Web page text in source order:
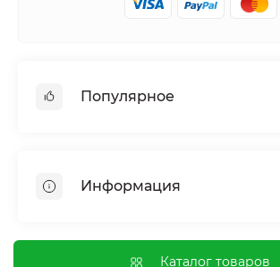
Популярное
Обмен веществ и вес
Иммунная система
Информация
Оплата и доставка
Каталог товаров